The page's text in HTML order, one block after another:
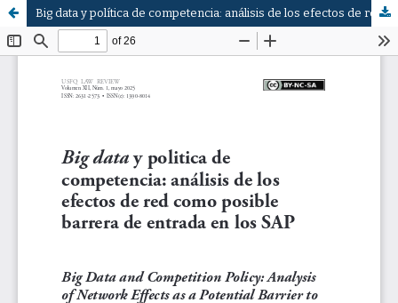
Big data y política de competencia: análisis de los efectos de red como posible barrera de entrada en los SAP